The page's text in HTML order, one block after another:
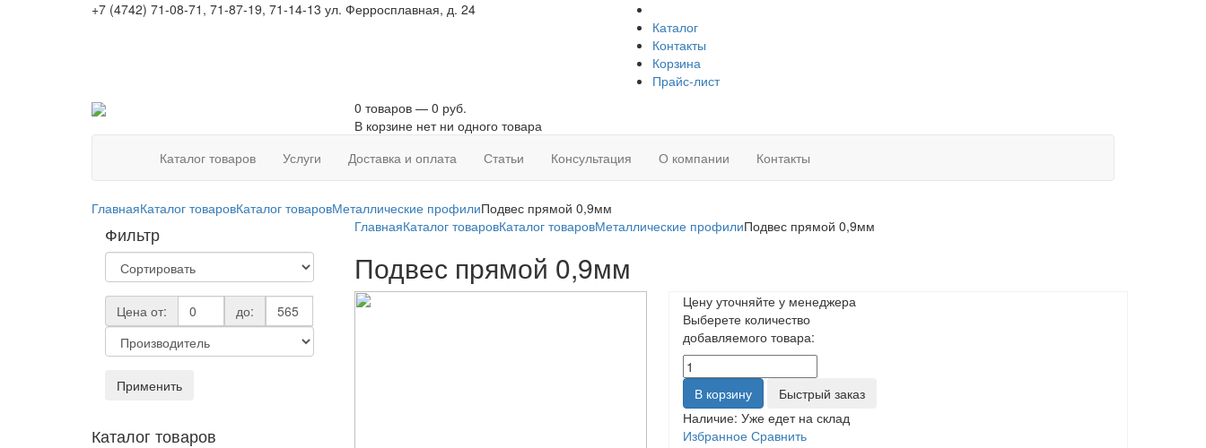
+7 (4742) 71-08-71, 71-87-19, 71-14-13 ул. Ферросплавная, д. 24
Каталог
Контакты
Корзина
Прайс-лист
0 товаров — 0 руб.
В корзине нет ни одного товара
Каталог товаров
Услуги Доставка и оплата Статьи Консультация О компании Контакты
ГлавнаяКаталог товаровКаталог товаровМеталлические профилиПодвес прямой 0,9мм
Фильтр
Цена от: до:
Применить
Каталог товаров
ГлавнаяКаталог товаровКаталог товаровМеталлические профилиПодвес прямой 0,9мм
Подвес прямой 0,9мм
Цену уточняйте у менеджера
Выберете количество
добавляемого товара:
В корзину
Быстрый заказ
Наличие:Уже едет на склад
Избранное Сравнить